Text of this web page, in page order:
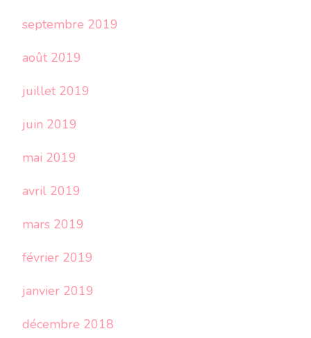
septembre 2019
août 2019
juillet 2019
juin 2019
mai 2019
avril 2019
mars 2019
février 2019
janvier 2019
décembre 2018